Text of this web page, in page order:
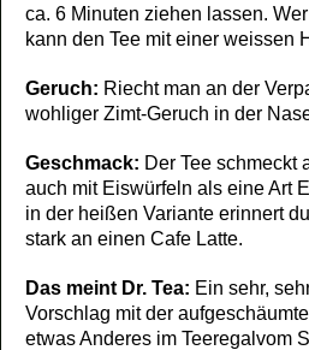
ca. 6 Minuten ziehen lassen.
kann den Tee mit einer weissen
Geruch: Riecht man an der
wohliger Zimt-Geruch in der
Geschmack: Der Tee schmeckt
auch mit Eiswürfeln als eine Art
in der heißen Variante erinnert
stark an einen Cafe Latte.
Das meint Dr. Tea: Ein sehr,
Vorschlag mit der
etwas Anderes im Teeregalvom